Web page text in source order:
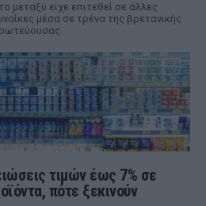
μεταξύ είχε επιτεθεί σε άλλες
μέσα σε τρένα της βρετανικής
τιμών έως 7% σε
πότε ξεκινούν